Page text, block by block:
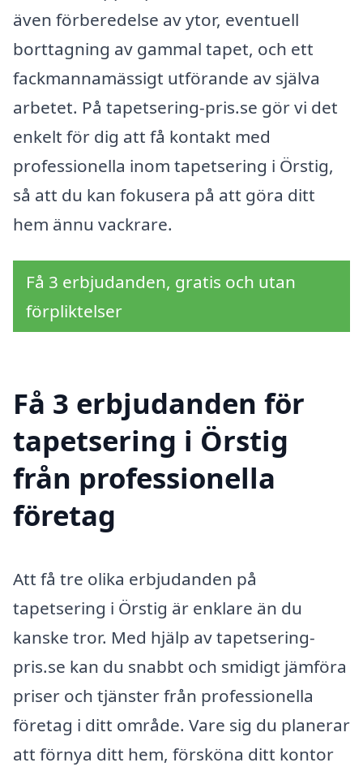
även förberedelse av ytor, eventuell
borttagning av gammal tapet, och ett
fackmannamässigt utförande av själva
arbetet. På tapetsering-pris.se gör vi det
enkelt för dig att få kontakt med
professionella inom tapetsering i Örstig,
så att du kan fokusera på att göra ditt
hem ännu vackrare.
Få 3 erbjudanden, gratis och utan
förpliktelser
Få 3 erbjudanden för
tapetsering i Örstig
från professionella
företag
Att få tre olika erbjudanden på
tapetsering i Örstig är enklare än du
kanske tror. Med hjälp av tapetsering-
pris.se kan du snabbt och smidigt jämföra
priser och tjänster från professionella
företag i ditt område. Vare sig du planerar
att förnya ditt hem, försköna ditt kontor